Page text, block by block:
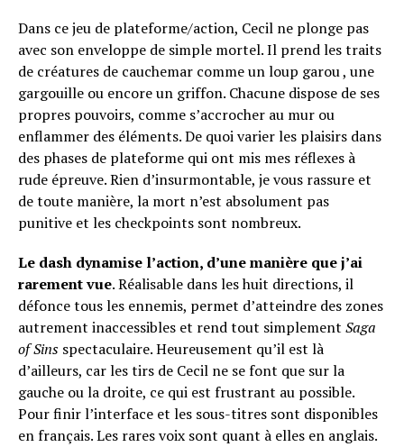
Dans ce jeu de plateforme/action, Cecil ne plonge pas
avec son enveloppe de simple mortel. Il prend les traits
de créatures de cauchemar comme un loup garou , une
gargouille ou encore un griffon. Chacune dispose de ses
propres pouvoirs, comme s’accrocher au mur ou
enflammer des éléments. De quoi varier les plaisirs dans
des phases de plateforme qui ont mis mes réflexes à
rude épreuve. Rien d’insurmontable, je vous rassure et
de toute manière, la mort n’est absolument pas
punitive et les checkpoints sont nombreux.
Le dash dynamise l’action, d’une manière que j’ai
rarement vue. Réalisable dans les huit directions, il
défonce tous les ennemis, permet d’atteindre des zones
autrement inaccessibles et rend tout simplement Saga
of Sins spectaculaire. Heureusement qu’il est là
d’ailleurs, car les tirs de Cecil ne se font que sur la
gauche ou la droite, ce qui est frustrant au possible.
Pour finir l’interface et les sous-titres sont disponibles
en français. Les rares voix sont quant à elles en anglais.